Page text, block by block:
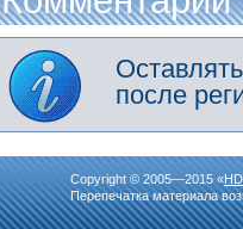
после
Copyright © 2005—2015 «
Перепечатка материала